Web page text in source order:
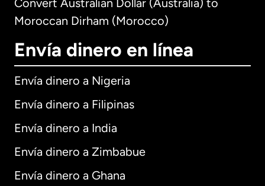
Convert Australian Dollar (Australia) to
Moroccan Dirham (Morocco)
Envía dinero en línea
Envía dinero a Nigeria
Envía dinero a Filipinas
Envía dinero a India
Envía dinero a Zimbabue
Envía dinero a Ghana